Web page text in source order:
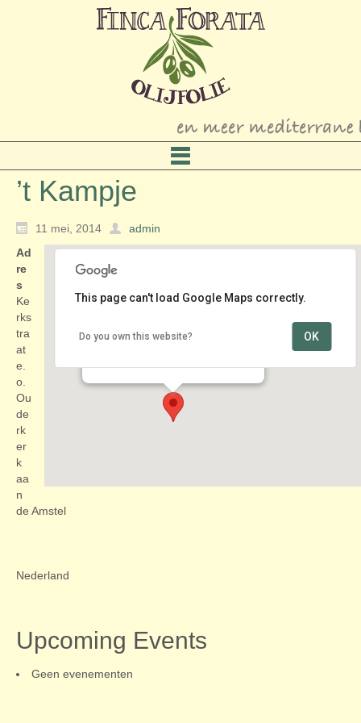
’t Kampje
11 mei, 2014 admin
’t Kampje
This page can't load Google Maps correctly.
Do you own this website? OK
Ad
re
s
Ke
rks
tra
at
e.
o.
Ou
de
rk
er
k
aa
n
de Amstel
Nederland
Upcoming Events
Geen evenementen